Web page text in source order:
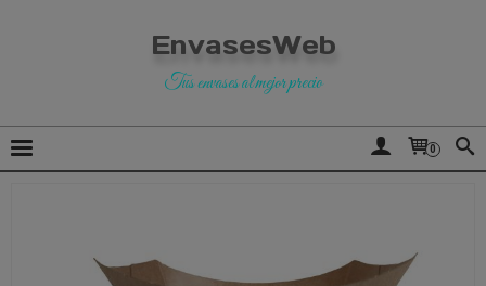
EnvasesWeb
Tus envases al mejor precio
0